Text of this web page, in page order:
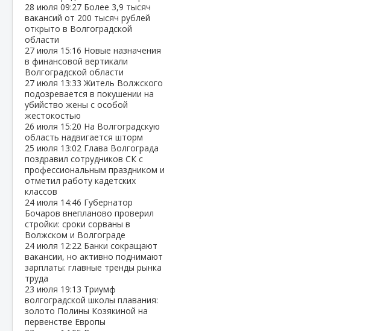
28 июля 09:27 Более 3,9 тысяч
вакансий от 200 тысяч рублей
открыто в Волгоградской
области
27 июля 15:16 Новые назначения
в финансовой вертикали
Волгоградской области
27 июля 13:33Житель Волжского
подозревается в покушении на
убийство жены с особой
жестокостью
26 июля 15:20 На Волгоградскую
область надвигается шторм
25 июля 13:02 Глава Волгограда
поздравил сотрудников СК с
профессиональным праздником и
отметил работу кадетских
классов
24 июля 14:46 Губернатор
Бочаров внепланово проверил
стройки: сроки сорваны в
Волжском и Волгограде
24 июля 12:22 Банки сокращают
вакансии, но активно поднимают
зарплаты: главные тренды рынка
труда
23 июля 19:13 Триумф
волгоградской школы плавания:
золото Полины Козякиной на
первенстве Европы